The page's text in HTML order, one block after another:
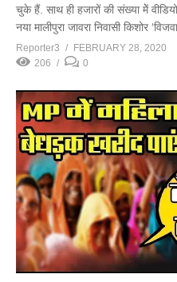
चुके हैं. साथ ही हजारों की संख्या मेें
नया मालीपुरा जावरा निवासी किशोर
Reporter3
FEBRUARY 28, 2020
206
0